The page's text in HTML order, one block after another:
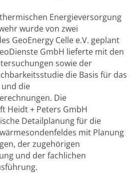
Energieversorgung
wurde von zwei
GeoEnergy Celle e.V. geplant
GmbH lieferte mit den
sowie der
die Basis für das
die
Die
Heidt + Peters GmbH
Detailplanung für die
mit Planung
der zugehörigen
und der fachlichen